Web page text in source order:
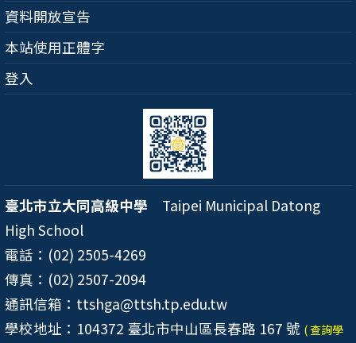
資料開放宣告
本站使用正體字
登入
臺北市立大同高級中學 Taipei Municipal Datong
High School
電話：(02) 2505-4269
傳真：(02) 2507-2094
通訊信箱：ttshga@ttsh.tp.edu.tw
學校地址：104372 臺北市中山區長春路 167 號 ( 查詢學